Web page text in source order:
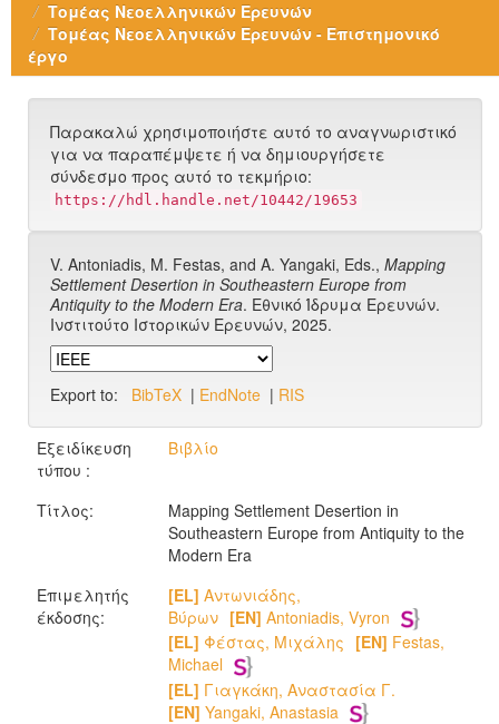
Τομέας Νεοελληνικών Ερευνών
Τομέας Νεοελληνικών Ερευνών - Επιστημονικό
έργο
Παρακαλώ χρησιμοποιήστε αυτό το αναγνωριστικό
για να παραπέμψετε ή να δημιουργήσετε
σύνδεσμο προς αυτό το τεκμήριο:
https://hdl.handle.net/10442/19653
V. Antoniadis, M. Festas, and A. Yangaki, Eds., Mapping
Settlement Desertion in Southeastern Europe from
Antiquity to the Modern Era. Εθνικό Ίδρυμα Ερευνών.
Ινστιτούτο Ιστορικών Ερευνών, 2025.
Export to: BibTeX | EndNote | RIS
Εξειδίκευση
τύπου :
Βιβλίο
Τίτλος:
Mapping Settlement Desertion in
Southeastern Europe from Antiquity to the
Modern Era
Επιμελητής
έκδοσης:
[EL] Αντωνιάδης,
Βύρων [EN] Antoniadis, Vyron
[EL] Φέστας, Μιχάλης [EN] Festas,
Michael
[EL] Γιαγκάκη, Αναστασία Γ.
[EN] Yangaki, Anastasia